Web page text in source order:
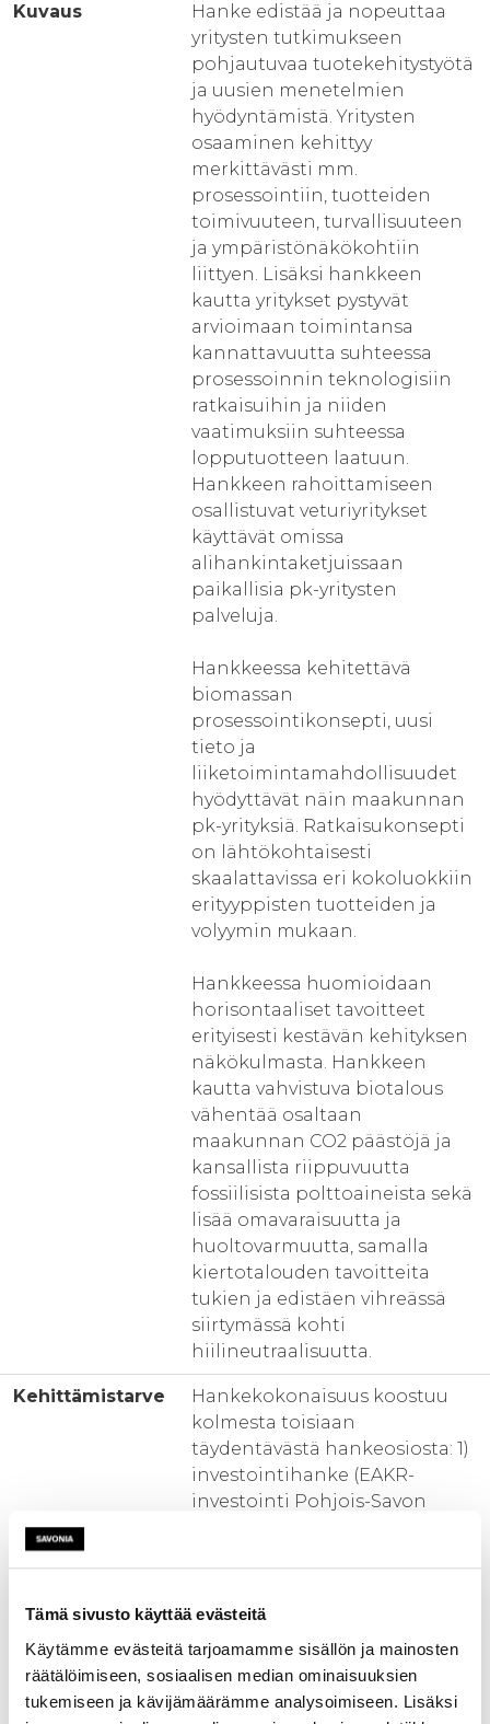
Tämä sivusto käyttää evästeitä
Käytämme evästeitä tarjoamamme sisällön ja mainosten
räätälöimiseen, sosiaalisen median ominaisuuksien
tukemiseen ja kävijämäärämme analysoimiseen. Lisäksi
Kuvaus
Hanke edistää ja nopeuttaa
yritysten tutkimukseen
pohjautuvaa tuotekehitystyötä
ja uusien menetelmien
hyödyntämistä. Yritysten
osaaminen kehittyy
merkittävästi mm.
prosessointiin, tuotteiden
toimivuuteen, turvallisuuteen
ja ympäristönäkökohtiin
liittyen. Lisäksi hankkeen
kautta yritykset pystyvät
arvioimaan toimintansa
kannattavuutta suhteessa
prosessoinnin teknologisiin
ratkaisuihin ja niiden
vaatimuksiin suhteessa
lopputuotteen laatuun.
Hankkeen rahoittamiseen
osallistuvat veturiyritykset
käyttävät omissa
alihankintaketjuissaan
paikallisia pk-yritysten
palveluja.
Hankkeessa kehitettävä
biomassan
prosessointikonsepti, uusi
tieto ja
liiketoimintamahdollisuudet
hyödyttävät näin maakunnan
pk-yrityksiä. Ratkaisukonsepti
on lähtökohtaisesti
skaalattavissa eri kokoluokkiin
erityyppisten tuotteiden ja
volyymin mukaan.
Hankkeessa huomioidaan
horisontaaliset tavoitteet
erityisesti kestävän kehityksen
näkökulmasta. Hankkeen
kautta vahvistuva biotalous
vähentää osaltaan
maakunnan CO2 päästöjä ja
kansallista riippuvuutta
fossiilisista polttoaineista sekä
lisää omavaraisuutta ja
huoltovarmuutta, samalla
kiertotalouden tavoitteita
tukien ja edistäen vihreässä
siirtymässä kohti
hiilineutraalisuutta.
Kehittämistarve
Hankekokonaisuus koostuu
kolmesta toisiaan
täydentävästä hankeosiosta: 1)
investointihanke (EAKR-
investointi Pohjois-Savon
käyttöönotto, testaus ja
toimintahanke, ELY ).
Hankkeen tavoitteena on
rakentaa, ottaa käyttöön ja